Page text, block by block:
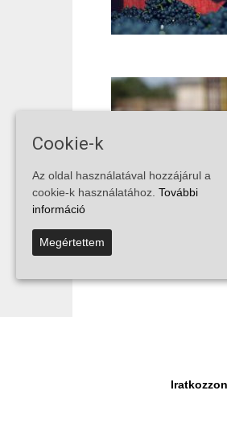
Cookie-k
Az oldal használatával hozzájárul a
cookie-k használatához. További
információ
Megértettem